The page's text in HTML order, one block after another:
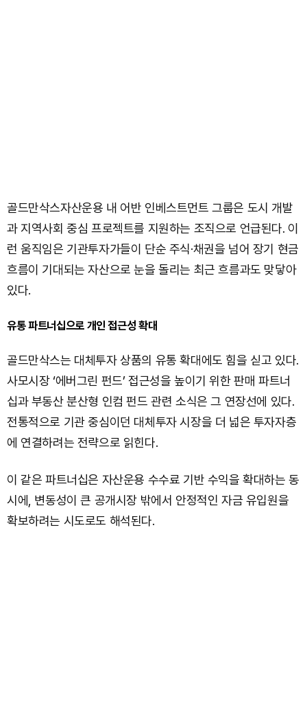
골드만삭스자산운용 내 어반 인베스트먼트 그룹은 도시 개발
과 지역사회 중심 프로젝트를 지원하는 조직으로 언급된다. 이
런 움직임은 기관투자가들이 단순 주식·채권을 넘어 장기 현금
흐름이 기대되는 자산으로 눈을 돌리는 최근 흐름과도 맞닿아
있다.
유통 파트너십으로 개인 접근성 확대
골드만삭스는 대체투자 상품의 유통 확대에도 힘을 싣고 있다.
사모시장 ‘에버그린 펀드’ 접근성을 높이기 위한 판매 파트너
십과 부동산 분산형 인컴 펀드 관련 소식은 그 연장선에 있다.
전통적으로 기관 중심이던 대체투자 시장을 더 넓은 투자자층
에 연결하려는 전략으로 읽힌다.
이 같은 파트너십은 자산운용 수수료 기반 수익을 확대하는 동
시에, 변동성이 큰 공개시장 밖에서 안정적인 자금 유입원을
확보하려는 시도로도 해석된다.